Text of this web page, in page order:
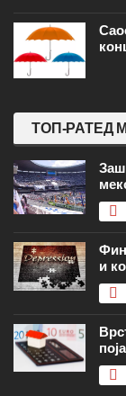
ТОП-РАТЕД
и